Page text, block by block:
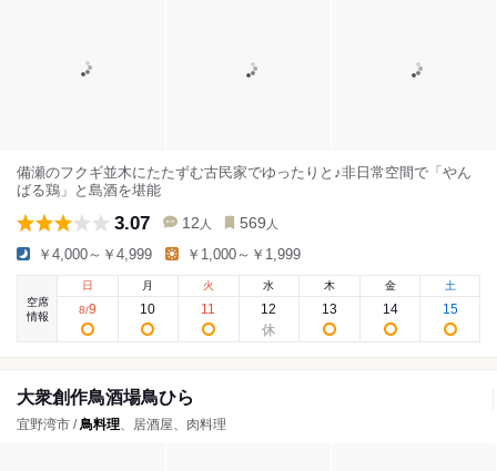
備瀬のフクギ並木にたたずむ古民家でゆったりと♪非日常空間で「やん
ばる鶏」と島酒を堪能
3.07 12 人 569 人
￥4,000～￥4,999 ￥1,000～￥1,999
空席
情報
日
8/9
月
10
火
11
水
12
木
13
金
14
土
15
大衆創作鳥酒場鳥ひら
宜野湾市 /鳥料理、居酒屋、肉料理